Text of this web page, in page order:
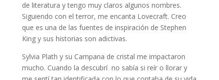
de literatura y tengo muy claros algunos nombres.
Siguiendo con el terror, me encanta Lovecraft. Creo
que es una de las fuentes de inspiración de Stephen
King y sus historias son adictivas.
Sylvia Plath y su Campana de cristal me impactaron
mucho. Cuando la descubrí no sabía si reír o llorar y